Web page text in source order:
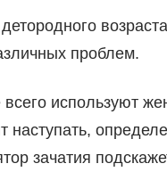
проблем.
используют
наступать,
зачатия